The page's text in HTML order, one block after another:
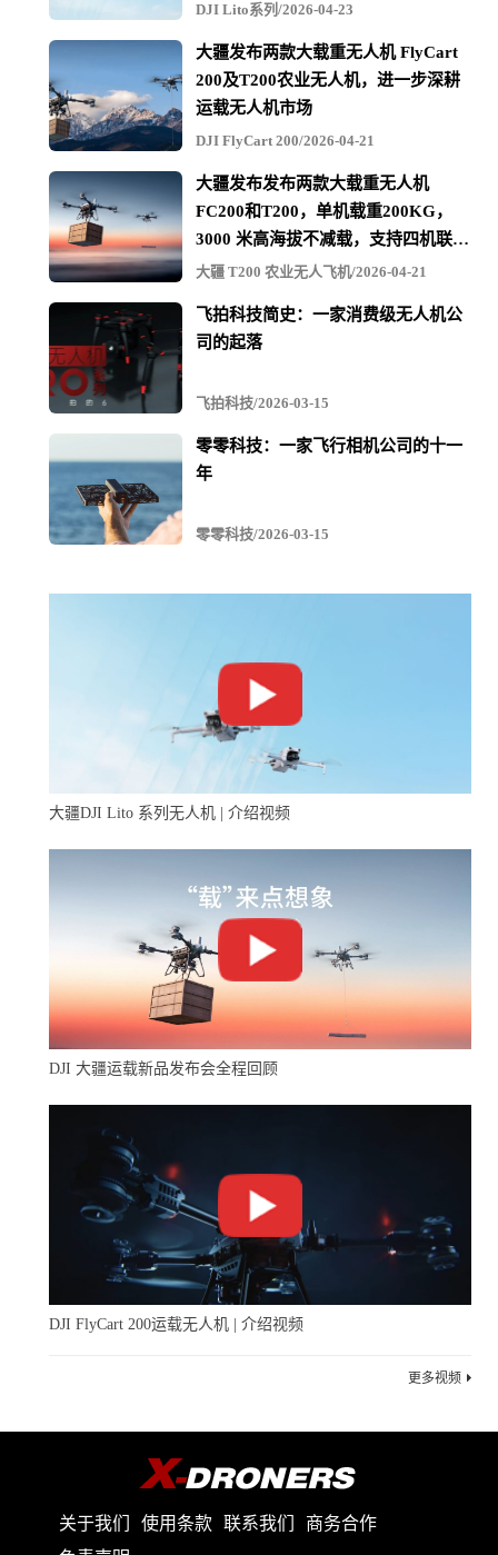
DJI Lito系列/2026-04-23
大疆发布两款大载重无人机 FlyCart
200及T200农业无人机，进一步深耕
运载无人机市场
DJI FlyCart 200/2026-04-21
大疆发布发布两款大载重无人机
FC200和T200，单机载重200KG，
3000 米高海拔不减载，支持四机联吊
最多600KG
大疆 T200 农业无人飞机/2026-04-21
飞拍科技简史：一家消费级无人机公
司的起落
飞拍科技/2026-03-15
零零科技：一家飞行相机公司的十一
年
零零科技/2026-03-15
大疆DJI Lito 系列无人机 | 介绍视频
DJI 大疆运载新品发布会全程回顾
DJI FlyCart 200运载无人机 | 介绍视频
更多视频
关于我们 使用条款 联系我们
商务合作